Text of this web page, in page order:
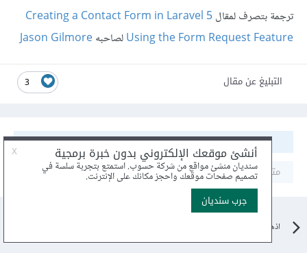
ترجمة بتصرف لمقالCreating a Contact Form in Laravel 5
Using the Form Request FeatureلصاحبهJason Gilmore
3 التبليغ عن مقال
مشاركة
متابعون
0
اذهب الى مقالات البرمجة